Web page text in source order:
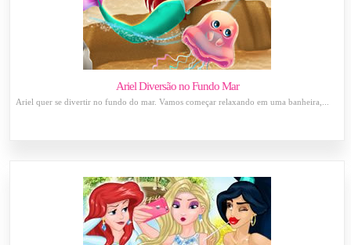
Ariel Diversão no Fundo Mar
Ariel quer se divertir no fundo do mar. Vamos começar relaxando em uma banheira,...